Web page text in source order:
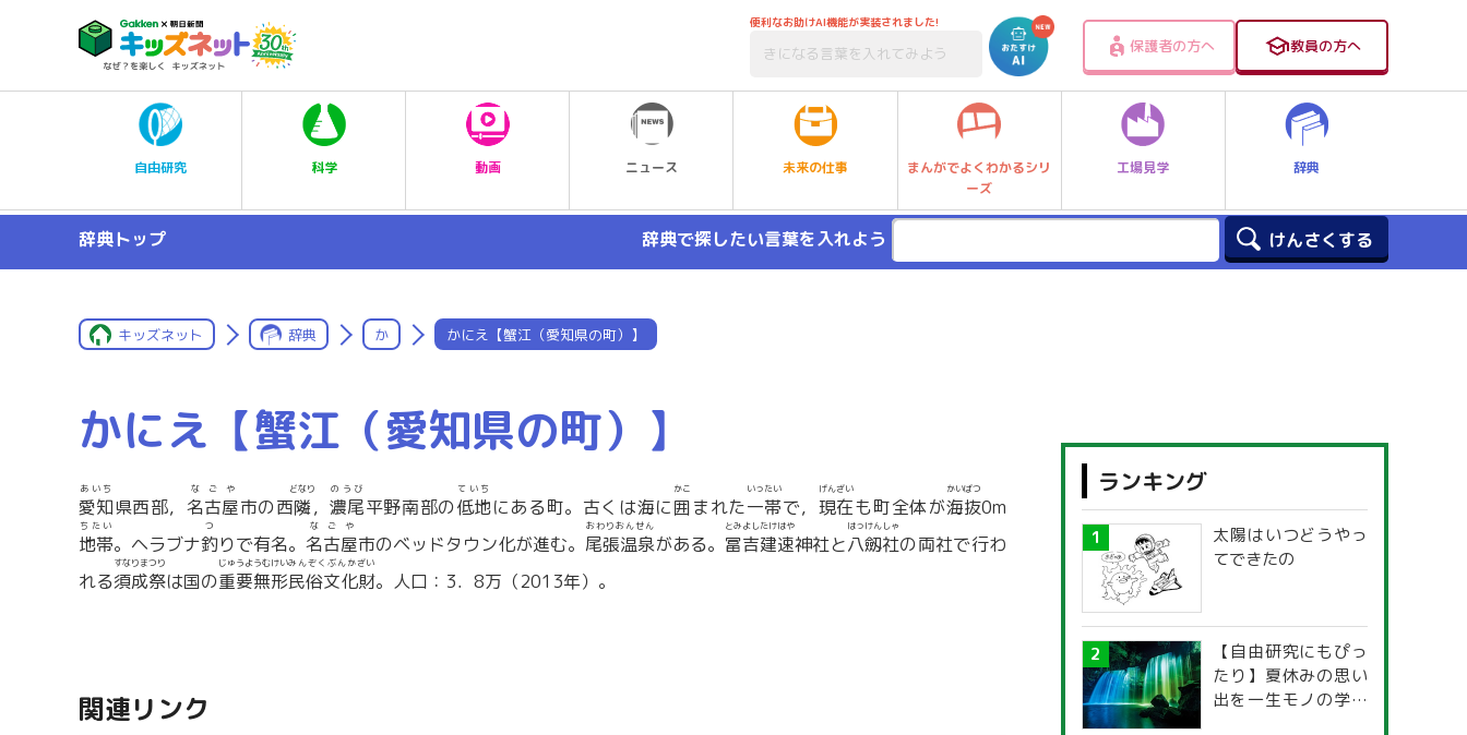
便利なお助けAI機能が実装されました!
保護者の方へ 教員の方へ
自由研究 科学 動画 ニュース 未来の仕事
まんがでよくわかるシリ
ーズ
工場見学 辞典
辞典トップ 辞典で探したい言葉を入れよう
キッズネット 辞典 か かにえ【蟹江（愛知県の町）】
かにえ【蟹江（愛知県の町）】
愛知
あいち
県西部， 名古屋
なごや
市の西隣
どなり
， 濃尾
のうび
平野南部の低地
ていち
にある町。古くは海に囲
かこ
まれた一帯
いったい
で， 現在
げんざい
も町全体が海抜
かいばつ
0m
地帯
ちたい
。ヘラブナ釣
つ
りで有名。 名古屋
なごや
市のベッドタウン化が進む。 尾張温泉
おわりおんせん
がある。 冨吉建速
とみよしたけはや
神社と八劔社
はっけんしゃ
の両社で行わ
れる須成祭
すなりまつり
は国の重要無形
じゅうようむけい
民俗文化財
みんぞくぶんかざい
。人口：3．8万（2013年）。
関連リンク
ランキング
太陽はいつどうやっ
てできたの
【自由研究にもぴっ
たり】夏休みの思い
出を一生モノの学び